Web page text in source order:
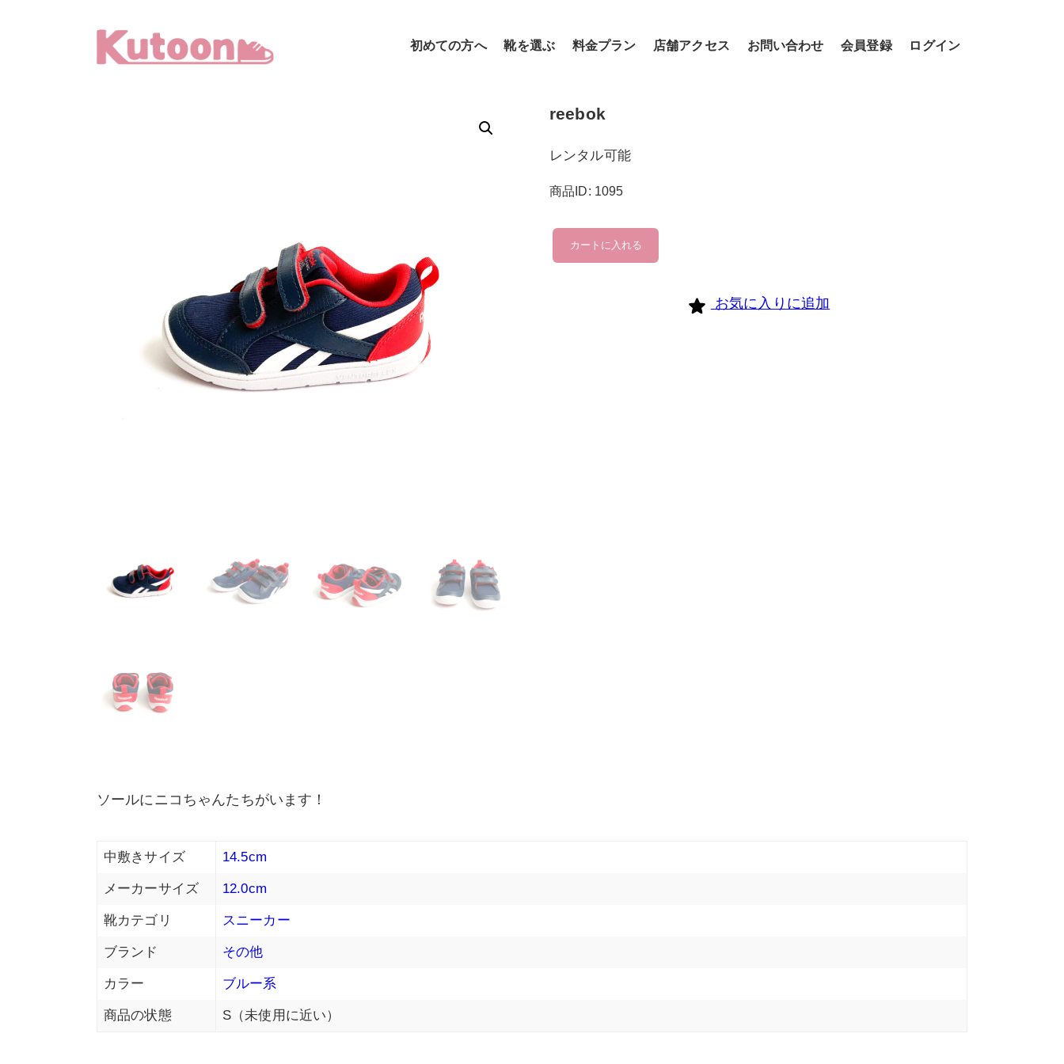
初めての方へ 靴を選ぶ 料金プラン 店舗アクセス お問い合わせ 会員登録 ログイン
reebok
レンタル可能
商品ID: 1095
reebok
個
カートに入れる
お気に入りに追加
ソールにニコちゃんたちがいます！
中敷きサイズ 14.5cm
メーカーサイズ 12.0cm
靴カテゴリ スニーカー
ブランド その他
カラー ブルー系
商品の状態 S（未使用に近い）